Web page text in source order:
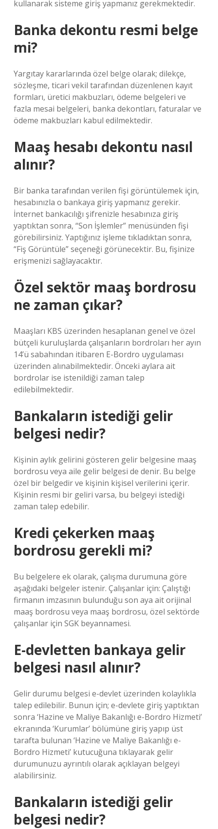
kullanarak sisteme giriş yapmanız gerekmektedir.
Banka dekontu resmi belge
mi?
Yargıtay kararlarında özel belge olarak; dilekçe,
sözleşme, ticari vekil tarafından düzenlenen kayıt
formları, üretici makbuzları, ödeme belgeleri ve
fazla mesai belgeleri, banka dekontları, faturalar ve
ödeme makbuzları kabul edilmektedir.
Maaş hesabı dekontu nasıl
alınır?
Bir banka tarafından verilen fişi görüntülemek için,
hesabınızla o bankaya giriş yapmanız gerekir.
İnternet bankacılığı şifrenizle hesabınıza giriş
yaptıktan sonra, “Son İşlemler” menüsünden fişi
görebilirsiniz. Yaptığınız işleme tıkladıktan sonra,
“Fiş Görüntüle” seçeneği görünecektir. Bu, fişinize
erişmenizi sağlayacaktır.
Özel sektör maaş bordrosu
ne zaman çıkar?
Maaşları KBS üzerinden hesaplanan genel ve özel
bütçeli kuruluşlarda çalışanların bordroları her ayın
14’ü sabahından itibaren E-Bordro uygulaması
üzerinden alınabilmektedir. Önceki aylara ait
bordrolar ise istenildiği zaman talep
edilebilmektedir.
Bankaların istediği gelir
belgesi nedir?
Kişinin aylık gelirini gösteren gelir belgesine maaş
bordrosu veya aile gelir belgesi de denir. Bu belge
özel bir belgedir ve kişinin kişisel verilerini içerir.
Kişinin resmi bir geliri varsa, bu belgeyi istediği
zaman talep edebilir.
Kredi çekerken maaş
bordrosu gerekli mi?
Bu belgelere ek olarak, çalışma durumuna göre
aşağıdaki belgeler istenir. Çalışanlar için: Çalıştığı
firmanın imzasının bulunduğu son aya ait orijinal
maaş bordrosu veya maaş bordrosu, özel sektörde
çalışanlar için SGK beyannamesi.
E-devletten bankaya gelir
belgesi nasıl alınır?
Gelir durumu belgesi e-devlet üzerinden kolaylıkla
talep edilebilir. Bunun için; e-devlete giriş yaptıktan
sonra ‘Hazine ve Maliye Bakanlığı e-Bordro Hizmeti’
ekranında ‘Kurumlar’ bölümüne giriş yapıp üst
tarafta bulunan ‘Hazine ve Maliye Bakanlığı e-
Bordro Hizmeti’ kutucuğuna tıklayarak gelir
durumunuzu ayrıntılı olarak açıklayan belgeyi
alabilirsiniz.
Bankaların istediği gelir
belgesi nedir?